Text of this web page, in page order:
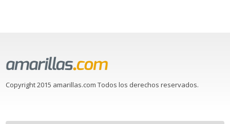
Copyright 2015 amarillas.com Todos los derechos reservados.